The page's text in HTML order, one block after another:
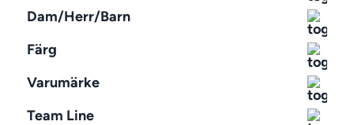
Dam/Herr/Barn
Färg
Varumärke
Team Line